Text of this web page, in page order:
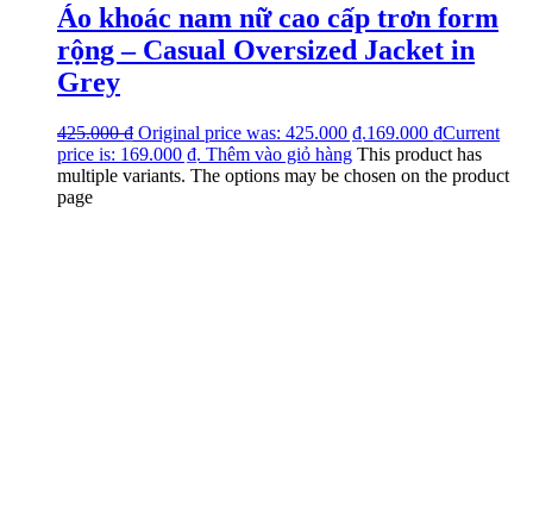
Áo khoác nam nữ cao cấp trơn form
rộng – Casual Oversized Jacket in
Grey
425.000₫ Original price was: 425.000 ₫.169.000 ₫Current
price is: 169.000 ₫. Thêm vào giỏ hàng This product has
multiple variants. The options may be chosen on the product
page